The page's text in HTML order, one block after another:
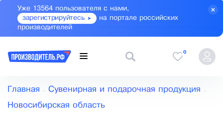
Уже 13564 пользователя с нами,
зарегистрируйтесь
на портале российских
производителей
0
Главная Сувенирная и подарочная продукция
Новосибирская область